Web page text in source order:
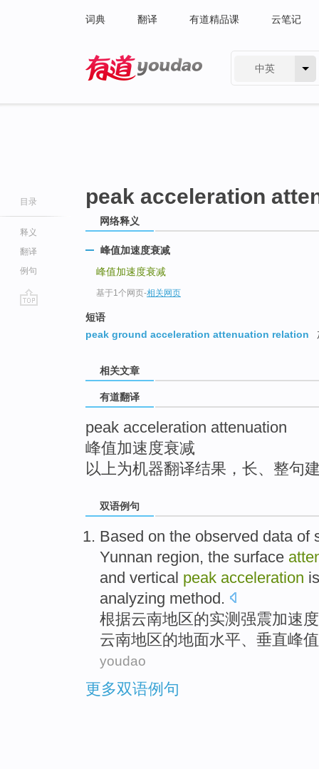
词典 翻译 有道精品课 云笔记
中英
目录
释义
翻译
例句
peak acceleration
网络释义
峰值加速度衰减
峰值加速度衰减
基于1个网页-相关网页
短语
peak ground acceleration attenuation relation
相关文章
有道翻译
peak acceleration attenuation
峰值加速度衰减
以上为机器翻译结果，长、整句
双语例句
Based on the observed data of
Yunnan region, the surface
and vertical peak acceleration
analyzing method.
根据云南地区的实测 强震加速度
云南地区的地面水平、 垂直峰值
youdao
更多双语例句